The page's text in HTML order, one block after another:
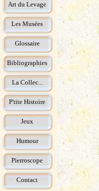
Art du Levage
Les Musées
Glossaire
Bibliographies
La Collec...
P'tite Histoire
Jeux
Humour
Pierroscope
Contact